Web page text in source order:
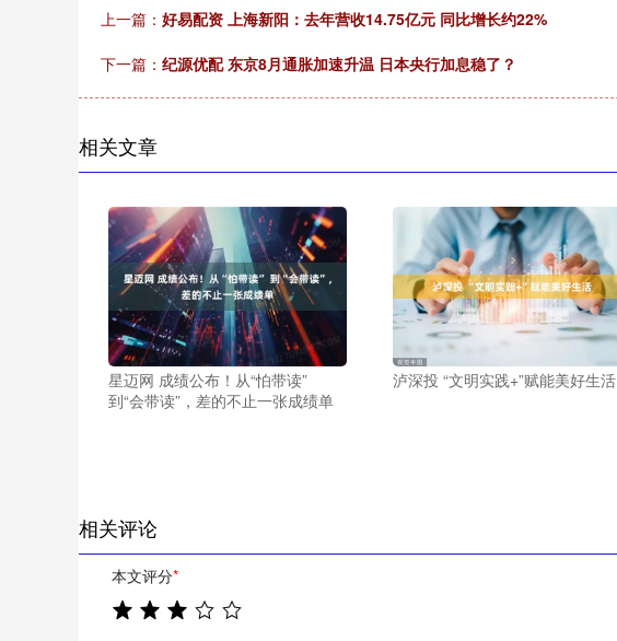
上一篇： 好易配资 上海新阳：去年营收14.75亿元 同比增长约22%
下一篇： 纪源优配 东京8月通胀加速升温 日本央行加息稳了？
相关文章
星迈网 成绩公布！从“怕带读”
到“会带读”，差的不止一张成绩单
泸深投 “文明实践+”赋能美好生活
相关评论
本文评分*